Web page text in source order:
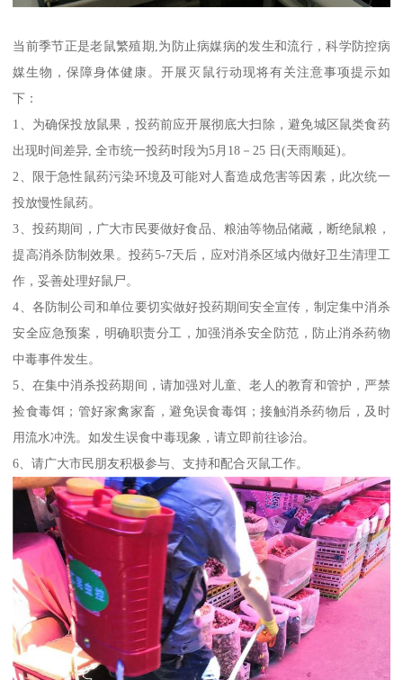
当前季节正是老鼠繁殖期,为防止病媒病的发生和流行，科学防控病
媒生物，保障身体健康。开展灭鼠行动现将有关注意事项提示如
下：
1、为确保投放鼠果，投药前应开展彻底大扫除，避免城区鼠类食药
出现时间差异, 全市统一投药时段为5月18－25 日(天雨顺延)。
2、限于急性鼠药污染环境及可能对人畜造成危害等因素，此次统一
投放慢性鼠药。
3、投药期间，广大市民要做好食品、粮油等物品储藏，断绝鼠粮，
提高消杀防制效果。投药5-7天后，应对消杀区域内做好卫生清理工
作，妥善处理好鼠尸。
4、各防制公司和单位要切实做好投药期间安全宣传，制定集中消杀
安全应急预案，明确职责分工，加强消杀安全防范，防止消杀药物
中毒事件发生。
5、在集中消杀投药期间，请加强对儿童、老人的教育和管护，严禁
捡食毒饵；管好家禽家畜，避免误食毒饵；接触消杀药物后，及时
用流水冲洗。如发生误食中毒现象，请立即前往诊治。
6、请广大市民朋友积极参与、支持和配合灭鼠工作。